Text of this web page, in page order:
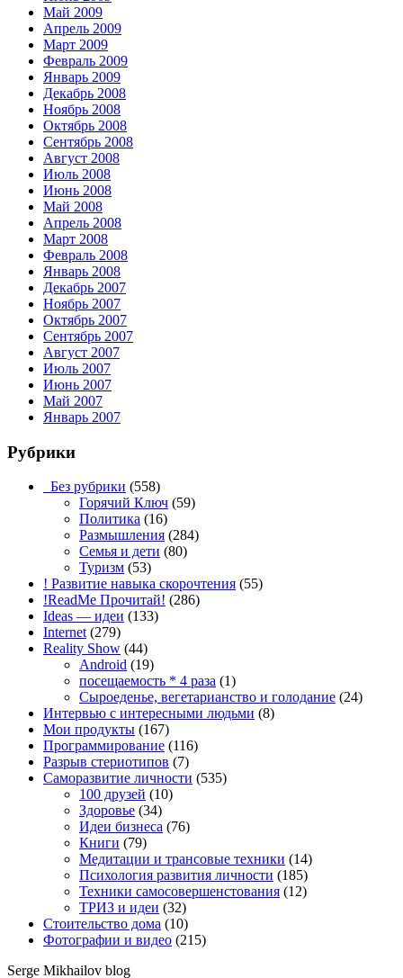
Май 2009
Апрель 2009
Март 2009
Февраль 2009
Январь 2009
Декабрь 2008
Ноябрь 2008
Октябрь 2008
Сентябрь 2008
Август 2008
Июль 2008
Июнь 2008
Май 2008
Апрель 2008
Март 2008
Февраль 2008
Январь 2008
Декабрь 2007
Ноябрь 2007
Октябрь 2007
Сентябрь 2007
Август 2007
Июль 2007
Июнь 2007
Май 2007
Январь 2007
Рубрики
_Без рубрики (558)
Горячий Ключ (59)
Политика (16)
Размышления (284)
Семья и дети (80)
Туризм (53)
! Развитие навыка скорочтения (55)
!ReadMe Прочитай! (286)
Ideas — идеи (133)
Internet(279)
Reality Show (44)
Android (19)
посещаемость * 4 раза (1)
Сыроеденье, вегетарианство и голодание (24)
Интервью с интересными людьми (8)
Мои продукты (167)
Программирование (116)
Разрыв стериотипов (7)
Саморазвитие личности (535)
100 друзей (10)
Здоровье (34)
Идеи бизнеса (76)
Книги (79)
Медитации и трансовые техники (14)
Психология развития личности (185)
Техники самосовершенстования (12)
ТРИЗ и идеи (32)
Стоительство дома (10)
Фотографии и видео (215)
Serge Mikhailov blog